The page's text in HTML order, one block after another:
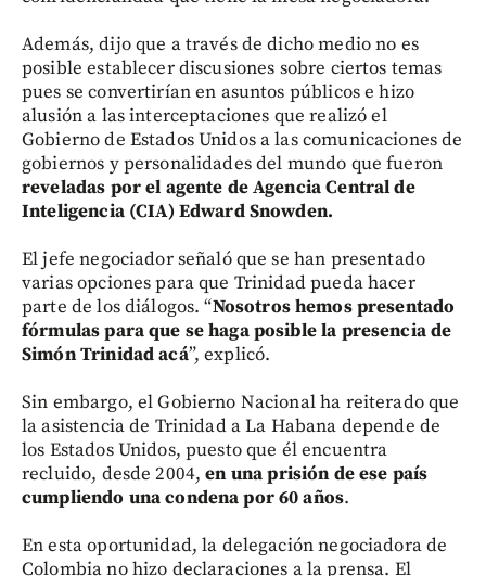
Además, dijo que a través de dicho medio no es
posible establecer discusiones sobre ciertos temas
pues se convertirían en asuntos públicos e hizo
alusión a las interceptaciones que realizó el
Gobierno de Estados Unidos a las comunicaciones de
gobiernos y personalidades del mundo que fueron
reveladas por el agente de Agencia Central de
Inteligencia (CIA) Edward Snowden.
El jefe negociador señaló que se han presentado
varias opciones para que Trinidad pueda hacer
parte de los diálogos. “Nosotros hemos presentado
fórmulas para que se haga posible la presencia de
Simón Trinidad acá”, explicó.
Sin embargo, el Gobierno Nacional ha reiterado que
la asistencia de Trinidad a La Habana depende de
los Estados Unidos, puesto que él encuentra
recluido, desde 2004,en una prisión de ese país
cumpliendo una condena por 60 años.
En esta oportunidad, la delegación negociadora de
Colombia no hizo declaraciones a la prensa. El